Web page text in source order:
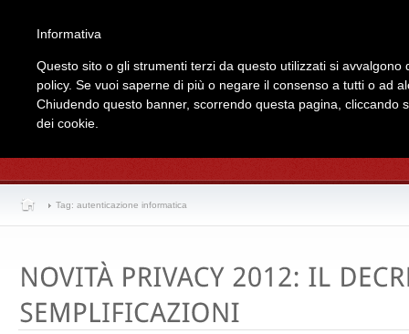
Tag: autenticazione informatica
Informativa
Questo sito o gli strumenti terzi da questo utilizzati si
policy. Se vuoi saperne di più o negare il consenso a tutti o ad
Chiudendo questo banner, scorrendo questa pagina, cliccando
dei cookie.